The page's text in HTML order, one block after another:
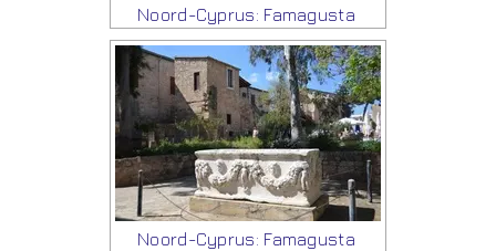
Noord-Cyprus: Famagusta
Noord-Cyprus: Famagusta